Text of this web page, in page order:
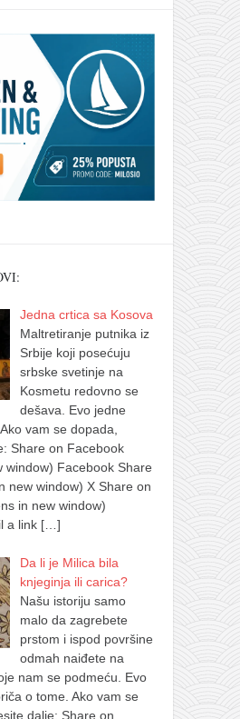
Jedna crtica sa Kosova
Maltretiranje putnika iz
Srbije koji posećuju
srbske svetinje na
Kosmetu redovno se
dešava. Evo jedne
vam se dopada,
Share on Facebook
window) Facebook Share
new window) X Share on
in new window)
a link […]
Da li je Milica bila
knjeginja ili carica?
Našu istoriju samo
malo da zagrebete
prstom i ispod površine
odmah naiđete na
nam se podmeću. Evo
o tome. Ako vam se
dalje: Share on